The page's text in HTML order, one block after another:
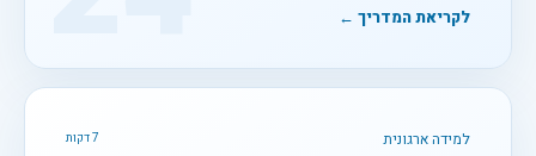
לקריאת המדריך ←
למידה ארגונית 7 דקות